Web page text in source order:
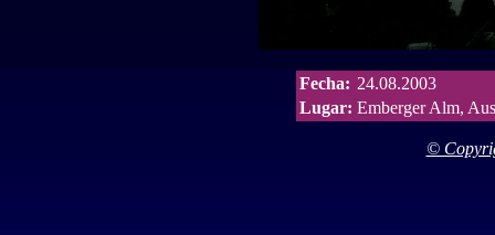
Fecha: 24.08.2003
Lugar: Emberger Alm,
©